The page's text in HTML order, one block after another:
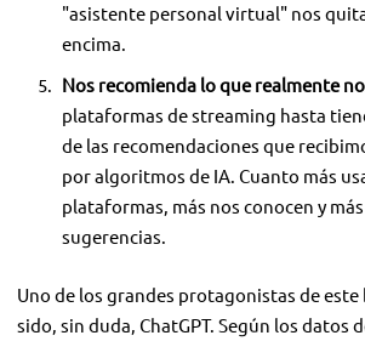
"asistente personal virtual" nos
encima.
Nos recomienda lo que realmente
plataformas de streaming hasta
de las recomendaciones que
por algoritmos de IA. Cuanto más
plataformas, más nos conocen y
sugerencias.
Uno de los grandes protagonistas de este
sido, sin duda, ChatGPT. Según los datos